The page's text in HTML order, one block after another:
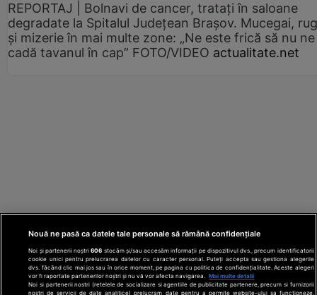
REPORTAJ | Bolnavi de cancer, tratați în saloane
degradate la Spitalul Județean Brașov. Mucegai,
și mizerie în mai multe zone: „Ne este frică să nu ne
cadă tavanul în cap” FOTO/VIDEO actualitate.net
Nouă ne pasă ca datele tale personale să rămână confidențiale
Noi și partenerii noștri606 stocăm și/sau accesăm informații pe dispozitivul dvs., precum identificatorii
cookie unici pentru prelucrarea datelor cu caracter personal. Puteți accepta sau gestiona alegerile
dvs. făcând clic mai jos sau în orice moment, pe pagina cu politica de confidențialitate. Aceste alegeri
vor fi raportate partenerilor noștri și nu vă vor afecta navigarea.
Mai multe detalii
Noi si partenerii nostri (retelele de socializare si agentiile de publicitate partenere, precum si furnizorii
nostri de servicii de date analitice) prelucram date pentru a permite website-ului sa functioneze,